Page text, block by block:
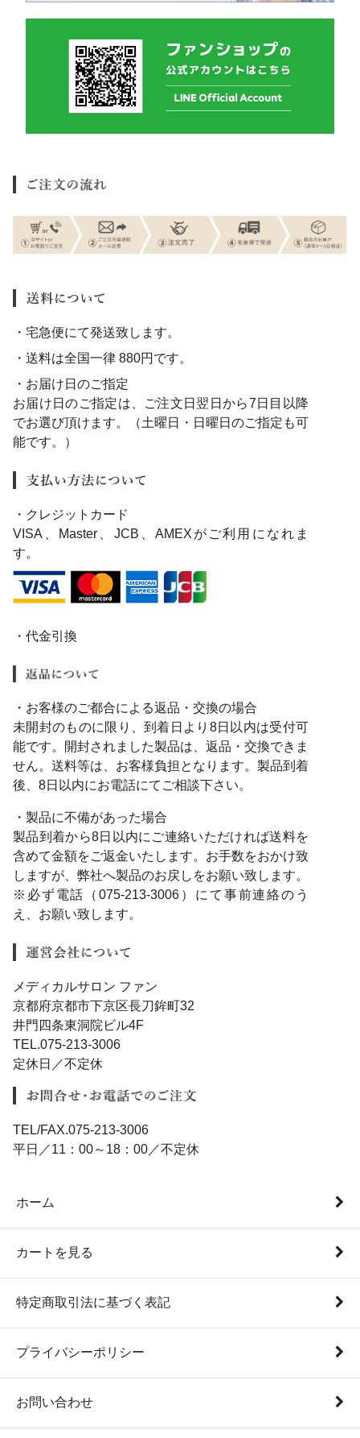
・宅急便にて発送致します。
・送料は全国一律 880円です。
・お届け日のご指定
お届け日のご指定は、ご注文日翌日から7日目以降
でお選び頂けます。（土曜日・日曜日のご指定も可
能です。）
・クレジットカード
VISA、Master、JCB、AMEXがご利用になれま
す。
・代金引換
・お客様のご都合による返品・交換の場合
未開封のものに限り、到着日より8日以内は受付可
能です。開封されました製品は、返品・交換できま
せん。送料等は、お客様負担となります。製品到着
後、8日以内にお電話にてご相談下さい。
・製品に不備があった場合
製品到着から8日以内にご連絡いただければ送料を
含めて金額をご返金いたします。お手数をおかけ致
しますが、弊社へ製品のお戻しをお願い致します。
※必ず電話（075-213-3006）にて事前連絡のう
え、お願い致します。
メディカルサロン ファン
京都府京都市下京区長刀鉾町32
井門四条東洞院ビル4F
TEL.075-213-3006
定休日／不定休
TEL/FAX.075-213-3006
平日／11：00～18：00／不定休
ホーム
カートを見る
特定商取引法に基づく表記
プライバシーポリシー
お問い合わせ